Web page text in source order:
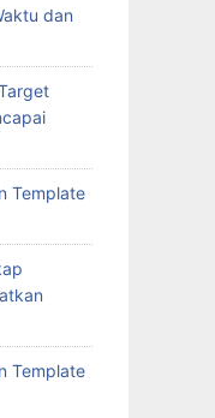
dan
Template
Template